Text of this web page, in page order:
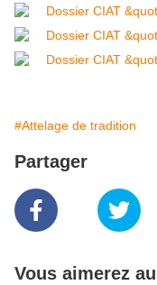
#Attelage de tradition
Partager
Vous aimerez